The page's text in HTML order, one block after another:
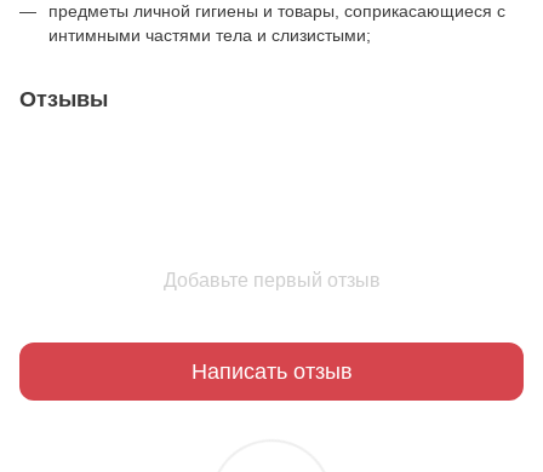
предметы личной гигиены и товары, соприкасающиеся с
интимными частями тела и слизистыми;
Отзывы
Добавьте первый отзыв
Написать отзыв